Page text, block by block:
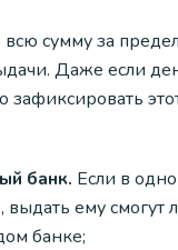
всю сумму за
Даже если
банк. Если в
выдать ему смогут
банке;